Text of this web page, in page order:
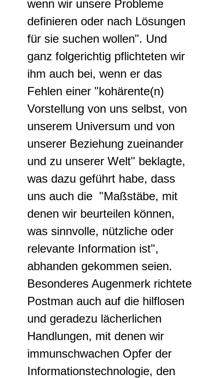
wenn wir unsere Probleme
definieren oder nach Lösungen
für sie suchen wollen". Und
ganz folgerichtig pflichteten wir
ihm auch bei, wenn er das
Fehlen einer "kohärente(n)
Vorstellung von uns selbst, von
unserem Universum und von
unserer Beziehung zueinander
und zu unserer Welt" beklagte,
was dazu geführt habe, dass
uns auch die "Maßstäbe, mit
denen wir beurteilen können,
was sinnvolle, nützliche oder
relevante Information ist",
abhanden gekommen seien.
Besonderes Augenmerk richtete
Postman auch auf die hilflosen
und geradezu lächerlichen
Handlungen, mit denen wir
immunschwachen Opfer der
Informationstechnologie, den